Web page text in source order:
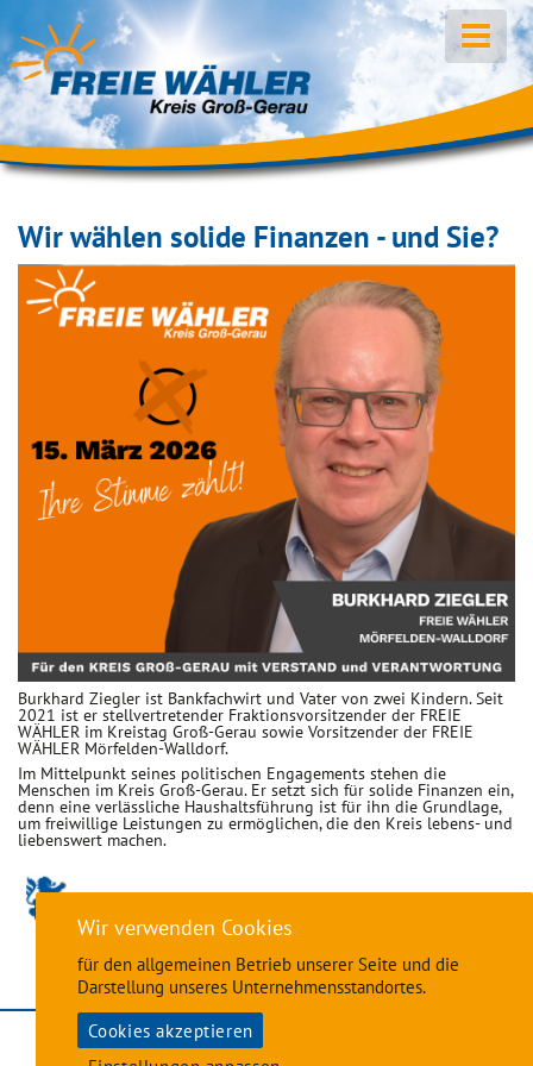
Wir wählen solide Finanzen - und Sie?
Burkhard Ziegler ist Bankfachwirt und Vater von zwei Kindern. Seit
2021 ist er stellvertretender Fraktionsvorsitzender der FREIE
WÄHLER im Kreistag Groß-Gerau sowie Vorsitzender der FREIE
WÄHLER Mörfelden-Walldorf.
Im Mittelpunkt seines politischen Engagements stehen die
Menschen im Kreis Groß-Gerau. Er setzt sich für solide Finanzen ein,
denn eine verlässliche Haushaltsführung ist für ihn die Grundlage,
um freiwillige Leistungen zu ermöglichen, die den Kreis lebens- und
liebenswert machen.
Impressum•Datenschutzerklärung
Wir verwenden Cookies
für den allgemeinen Betrieb unserer Seite und die
Darstellung unseres Unternehmensstandortes.
Cookies akzeptieren